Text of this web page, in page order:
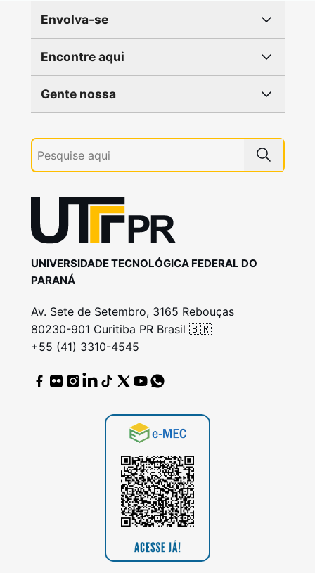
Envolva-se
Encontre aqui
Gente nossa
UNIVERSIDADE TECNOLÓGICA FEDERAL DO
PARANÁ
Av. Sete de Setembro, 3165 Rebouças
80230-901 Curitiba PR Brasil 🇧🇷
+55 (41) 3310-4545